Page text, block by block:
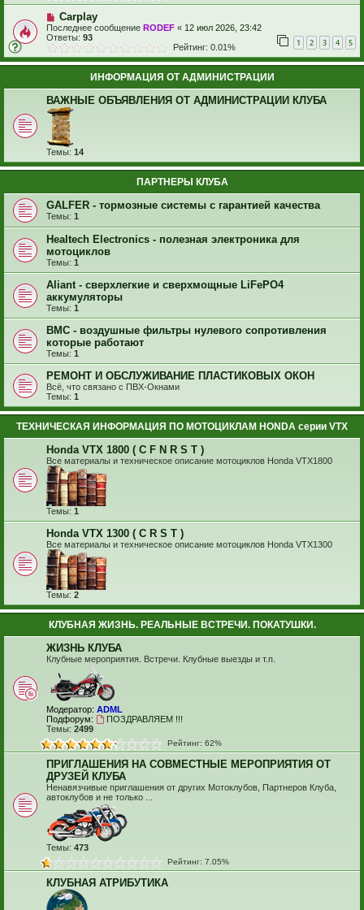
Carplay
Последнее сообщение RODEF « 12 июл 2026, 23:42
Ответы: 93 1 2 3 4 5
Рейтинг: 0.01%
ИНФОРМАЦИЯ ОТ АДМИНИСТРАЦИИ
ВАЖНЫЕ ОБЪЯВЛЕНИЯ ОТ АДМИНИСТРАЦИИ КЛУБА
Темы: 14
ПАРТНЕРЫ КЛУБА
GALFER - тормозные системы с гарантией качества
Темы: 1
Healtech Electronics - полезная электроника для
мотоциклов
Темы: 1
Aliant - сверхлегкие и сверхмощные LiFePO4
аккумуляторы
Темы: 1
BMC - воздушные фильтры нулевого сопротивления
которые работают
Темы: 1
РЕМОНТ И ОБСЛУЖИВАНИЕ ПЛАСТИКОВЫХ ОКОН
Всё, что связано с ПВХ-Окнами
Темы: 1
ТЕХНИЧЕСКАЯ ИНФОРМАЦИЯ ПО МОТОЦИКЛАМ HONDA серии VTX
Honda VTX 1800 ( C F N R S T )
Все материалы и техническое описание мотоциклов Honda VTX1800
Темы: 1
Honda VTX 1300 ( C R S T )
Все материалы и техническое описание мотоциклов Honda VTX1300
Темы: 2
КЛУБНАЯ ЖИЗНЬ. РЕАЛЬНЫЕ ВСТРЕЧИ. ПОКАТУШКИ.
ЖИЗНЬ КЛУБА
Клубные мероприятия. Встречи. Клубные выезды и т.п.
Модератор: ADML
Подфорум:
ПОЗДРАВЛЯЕМ !!!
Темы: 2499
Рейтинг: 62%
ПРИГЛАШЕНИЯ НА СОВМЕСТНЫЕ МЕРОПРИЯТИЯ ОТ
ДРУЗЕЙ КЛУБА
Ненавязчивые приглашения от других Мотоклубов, Партнеров Клуба,
автоклубов и не только ...
Темы: 473
Рейтинг: 7.05%
КЛУБНАЯ АТРИБУТИКА